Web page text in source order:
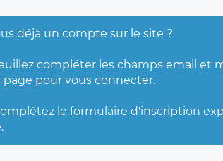
déjà un compte sur le site ?
compléter les champs email et
page pour vous connecter.
le formulaire d'inscription